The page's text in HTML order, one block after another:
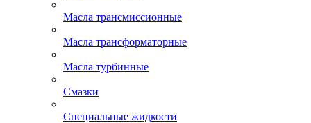
Масла трансмиссионные
Масла трансформаторные
Масла турбинные
Смазки
Специальные жидкости